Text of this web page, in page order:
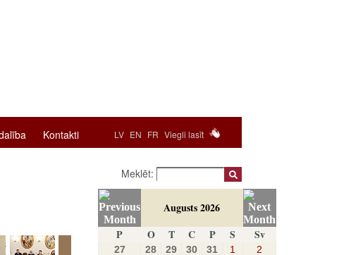
LV EN FR Viegli lasīt
Kontakti
Meklēt:
Augusts 2026
P
O T C P S Sv
27 28 29 30 31 1
2